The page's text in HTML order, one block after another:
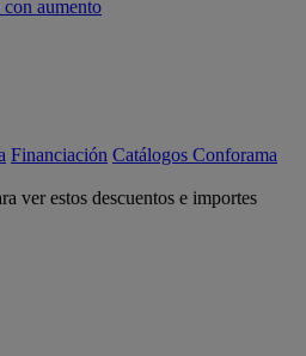
con aumento
Financiación Catálogos Conforama
ver estos descuentos e importes